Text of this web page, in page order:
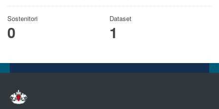
Sostenitori
0
Dataset
1